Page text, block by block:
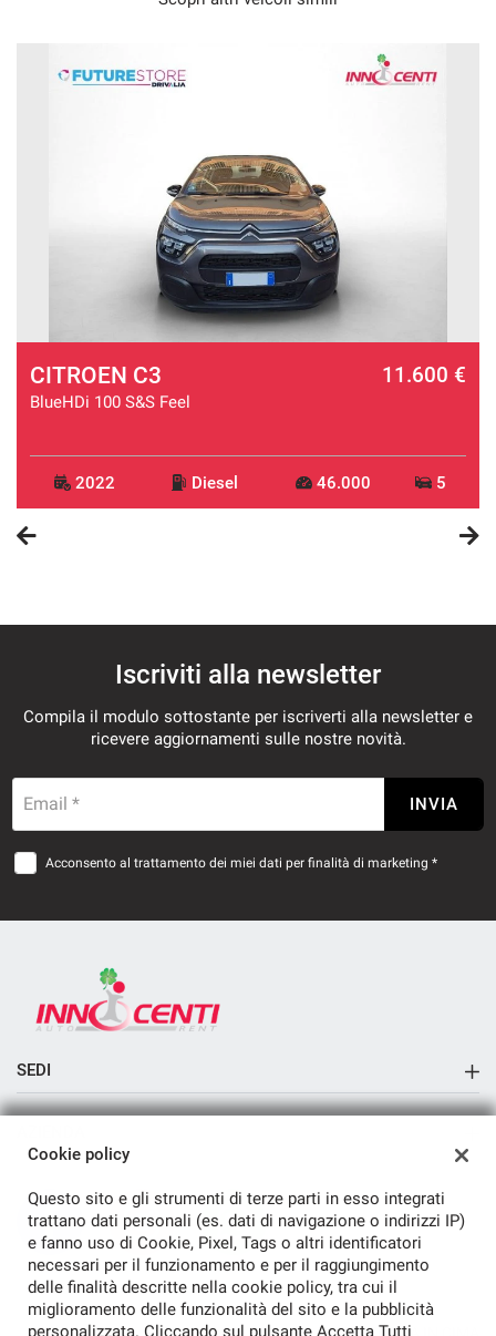
CITROEN C3
BlueHDi 100 S&S Feel
11.600 €
2022 Diesel 46.000 5
Iscriviti alla newsletter
Compila il modulo sottostante per iscriverti alla newsletter e
ricevere aggiornamenti sulle nostre novità.
Email * INVIA
Acconsento al trattamento dei miei dati per finalità di marketing *
SEDI
Sede di Aversa
Contatti
Cookie policy
Questo sito e gli strumenti di terze parti in esso integrati
trattano dati personali (es. dati di navigazione o indirizzi IP)
e fanno uso di Cookie, Pixel, Tags o altri identificatori
necessari per il funzionamento e per il raggiungimento
delle finalità descritte nella cookie policy, tra cui il
miglioramento delle funzionalità del sito e la pubblicità
personalizzata. Cliccando sul pulsante Accetta Tutti